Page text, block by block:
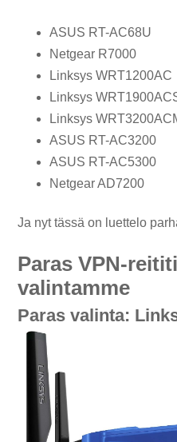
ASUS RT-AC68U
Netgear R7000
Linksys WRT1200AC
Linksys
Linksys
ASUS RT-AC3200
ASUS RT-AC5300
Netgear AD7200
Ja nyt tässä on luettelo
Paras VPN-
valintamme
Paras valinta: